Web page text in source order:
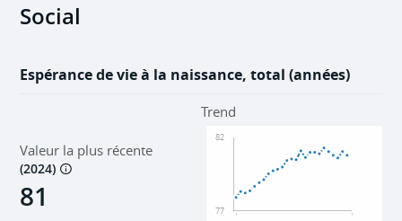
Social
Institutions
Social
Espérance de vie à la naissance, total (années)
Valeur la plus récente
(2024)
81
Trend
77
82